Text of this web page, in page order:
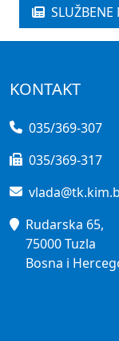
KONTAKT
035/369-307
035/369-317
Rudarska 65,
75000 Tuzla
Bosna i